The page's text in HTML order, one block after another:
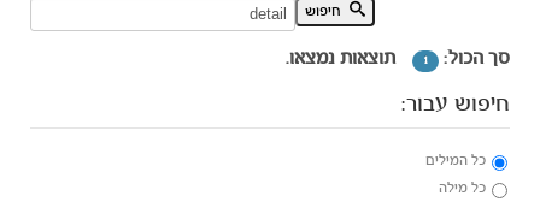
חיפוש מילת מפתח:
סך הכול: 1 תוצאות נמצאו.
חיפוש עבור:
כל המילים
כל מילה